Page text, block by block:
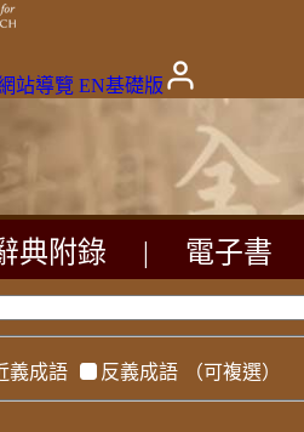
站導覽 EN基礎版
典附錄 電子書
義成語 反義成語 （可複選）